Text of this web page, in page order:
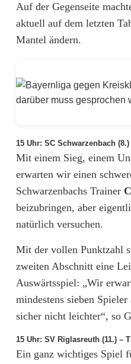
Auf der Gegenseite
aktuell auf dem letzten
Mantel ändern.
15 Uhr: SC Schwarzenbach
Mit einem Sieg, einem
erwarten wir einen
Schwarzenbachs Trainer
beizubringen, aber
natürlich versuchen.
Mit der vollen Punktzahl
zweiten Abschnitt eine
Auswärtsspiel: „Wir
mindestens sieben
sicher nicht leichter“, so
15 Uhr: SV Riglasreuth (11.) –
Ein ganz wichtiges Spiel